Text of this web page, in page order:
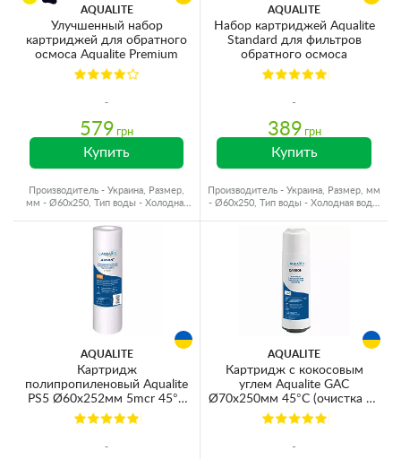
AQUALITE
Улучшенный набор
картриджей для обратного
осмоса Aqualite Premium
579 грн
Купить
Производитель - Украина, Размер,
мм - Ø60x250, Тип воды - Холодная
AQUALITE
Набор картриджей Aqualite
Standard для фильтров
обратного осмоса
389 грн
Купить
Производитель - Украина, Размер, мм
- Ø60x250, Тип воды - Холодная вода,
AQUALITE
Картридж
полипропиленовый Aqualite
PS5 Ø60x252мм 5mcr 45°C
(очистка от механических
примесей)
AQUALITE
Картридж с кокосовым
углем Aqualite GAC
Ø70x250мм 45°C (очистка от
хлора и органических
загрязнений)